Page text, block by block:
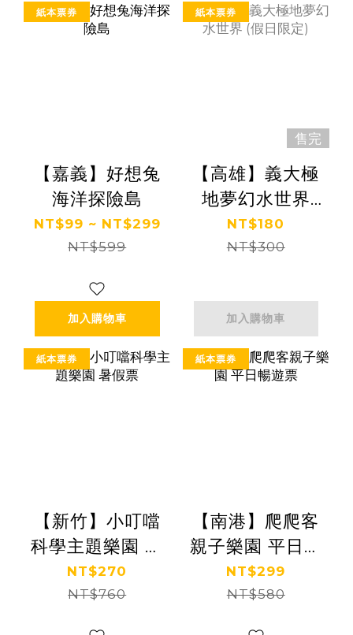
紙本票券
【嘉義】好想兔
海洋探險島
NT$99 ~ NT$299
NT$599
加入購物車
紙本票券
售完
【高雄】義大極
地夢幻水世界
(假日限定)
NT$180
NT$300
加入購物車
紙本票券
【新竹】小叮噹
科學主題樂園 暑
假票
NT$270
NT$760
紙本票券
【南港】爬爬客
親子樂園 平日暢
遊票
NT$299
NT$580